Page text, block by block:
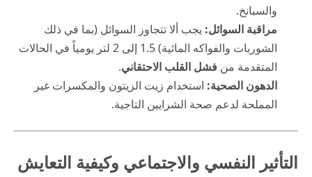
والسبانخ.
مراقبة السوائل: يجب ألا تتجاوز السوائل (بما في ذلك
الشوربات والفواكه المائية) 1.5 إلى 2 لتر يومياً في الحالات
المتقدمة من فشل القلب الاحتقاني.
الدهون الصحية: استخدام زيت الزيتون والمكسرات غير
المملحة لدعم صحة الشرايين التاجية.
التأثير النفسي والاجتماعي وكيفية التعايش